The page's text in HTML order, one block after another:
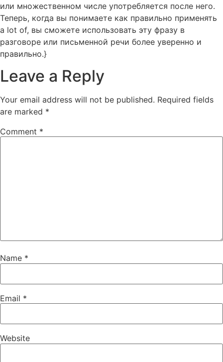
или множественном числе употребляется после него.
Теперь, когда вы понимаете как правильно применять
a lot of, вы сможете использовать эту фразу в
разговоре или письменной речи более уверенно и
правильно.}
Leave a Reply
Your email address will not be published. Required fields
are marked *
Comment *
Name *
Email *
Website